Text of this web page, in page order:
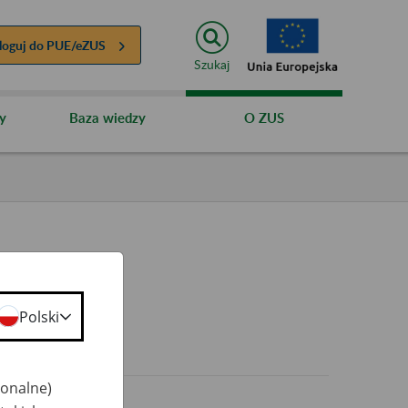
do PUE/eZUS
Szukaj
Baza wiedzy O ZUS
Polski